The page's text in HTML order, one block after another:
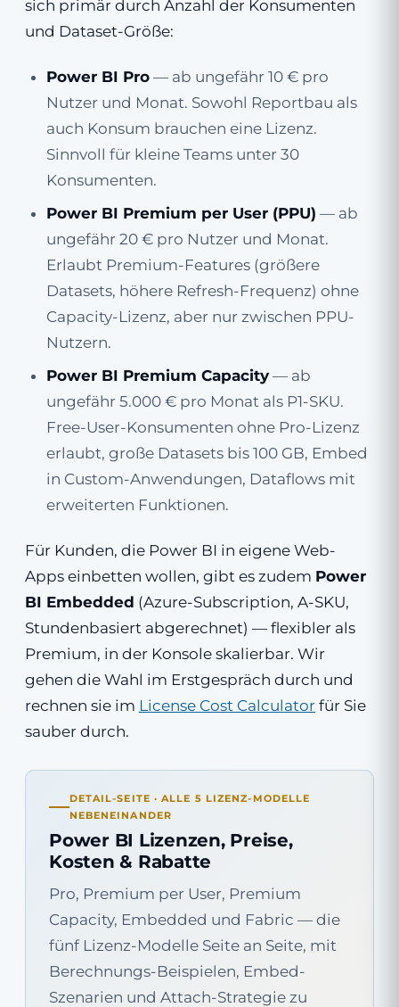
sich primär durch Anzahl der Konsumenten
und Dataset-Größe:
Power BI Pro — ab ungefähr 10 € pro
Nutzer und Monat. Sowohl Reportbau als
auch Konsum brauchen eine Lizenz.
Sinnvoll für kleine Teams unter 30
Konsumenten.
Power BI Premium per User (PPU) — ab
ungefähr 20 € pro Nutzer und Monat.
Erlaubt Premium-Features (größere
Datasets, höhere Refresh-Frequenz) ohne
Capacity-Lizenz, aber nur zwischen PPU-
Nutzern.
Power BI Premium Capacity — ab
ungefähr 5.000 € pro Monat als P1-SKU.
Free-User-Konsumenten ohne Pro-Lizenz
erlaubt, große Datasets bis 100 GB, Embed
in Custom-Anwendungen, Dataflows mit
erweiterten Funktionen.
Für Kunden, die Power BI in eigene Web-
Apps einbetten wollen, gibt es zudem Power
BI Embedded (Azure-Subscription, A-SKU,
Stunden­basiert abgerechnet) — flexibler als
Premium, in der Konsole skalierbar. Wir
gehen die Wahl im Erstgespräch durch und
rechnen sie im License Cost Calculator für Sie
sauber durch.
DETAIL-SEITE · ALLE 5 LIZENZ-MODELLE
NEBENEINANDER
Power BI Lizenzen, Preise,
Kosten & Rabatte
Pro, Premium per User, Premium
Capacity, Embedded und Fabric — die
fünf Lizenz-Modelle Seite an Seite, mit
Berechnungs-Beispielen, Embed-
Szenarien und Attach-Strategie zu